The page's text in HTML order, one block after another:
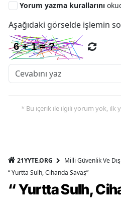
Yorum yazma kurallarını
Aşağıdaki görselde işlemin
* Bu içerik ile ilgili yorum yok, ilk
21YYTE.ORG
Milli Güvenlik Ve
“ Yurtta Sulh, Cihanda Savaş”
“ Yurtta Sulh,